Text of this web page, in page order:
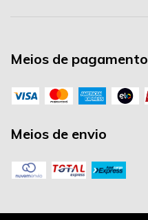
Meios de pagamento
Meios de envio